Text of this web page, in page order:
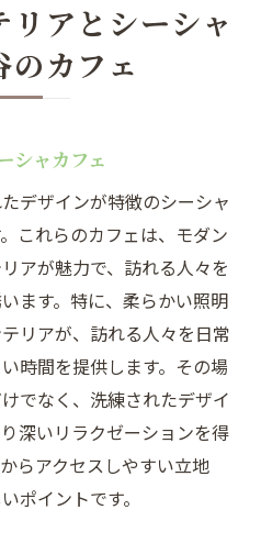
アとシーシャ
カフェ
シャカフェ
デザインが特徴のシーシャ
これらのカフェは、モダン
アが魅力で、訪れる人々を
ます。特に、柔らかい照明
リアが、訪れる人々を日常
時間を提供します。その場
でなく、洗練されたデザイ
深いリラクゼーションを得
らアクセスしやすい立地
ポイントです。